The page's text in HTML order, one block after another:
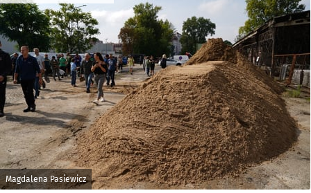
Magdalena Pasiewicz